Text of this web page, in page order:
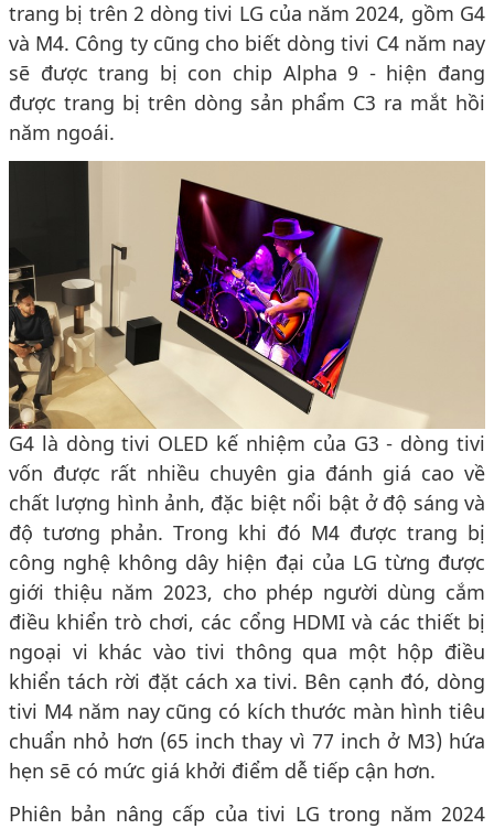
trang bị trên 2 dòng tivi LG của năm 2024, gồm G4
và M4. Công ty cũng cho biết dòng tivi C4 năm nay
sẽ được trang bị con chip Alpha 9 - hiện đang
được trang bị trên dòng sản phẩm C3 ra mắt hồi
năm ngoái.
G4 là dòng tivi OLED kế nhiệm của G3 - dòng tivi
vốn được rất nhiều chuyên gia đánh giá cao về
chất lượng hình ảnh, đặc biệt nổi bật ở độ sáng và
độ tương phản. Trong khi đó M4 được trang bị
công nghệ không dây hiện đại của LG từng được
giới thiệu năm 2023, cho phép người dùng cắm
điều khiển trò chơi, các cổng HDMI và các thiết bị
ngoại vi khác vào tivi thông qua một hộp điều
khiển tách rời đặt cách xa tivi. Bên cạnh đó, dòng
tivi M4 năm nay cũng có kích thước màn hình tiêu
chuẩn nhỏ hơn (65 inch thay vì 77 inch ở M3) hứa
hẹn sẽ có mức giá khởi điểm dễ tiếp cận hơn.
Phiên bản nâng cấp của tivi LG trong năm 2024